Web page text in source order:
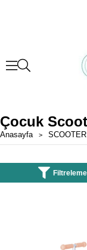
Çocuk
Anasayfa SCOOTER
Filtreleme